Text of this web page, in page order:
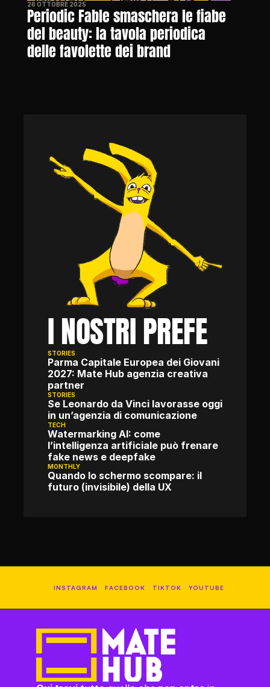
26 OTTOBRE 2025
Periodic Fable smaschera le fiabe
del beauty: la tavola periodica
delle favolette dei brand
I NOSTRI PREFE
STORIES
Parma Capitale Europea dei Giovani
2027: Mate Hub agenzia creativa
partner
STORIES
Se Leonardo da Vinci lavorasse oggi
in un’agenzia di comunicazione
TECH
Watermarking AI: come
l’intelligenza artificiale può frenare
fake news e deepfake
MONTHLY
Quando lo schermo scompare: il
futuro (invisibile) della UX
INSTAGRAM FACEBOOK TIKTOK YOUTUBE